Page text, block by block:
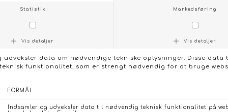
- Detaljer: V-udskæring, flæsekant i halsen, lange ærmer
- Pasform: Løs, let A-form
- Stylingtip: Brug den til jeans for et afslappet look eller
til højttaljede bukser og fine sko til mere formelle
sammenhænge.
KONTAKT OS